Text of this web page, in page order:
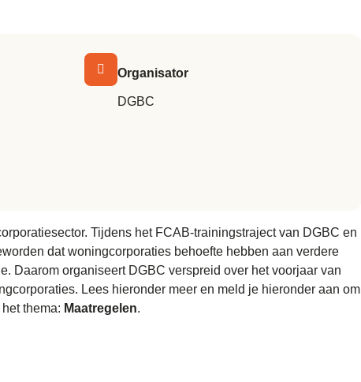
Organisator
DGBC
Tijdens het FCAB-trainingstraject van DGBC en
dat woningcorporaties behoefte hebben aan verdere
Daarom organiseert DGBC verspreid over het voorjaar van
Lees hieronder meer en meld je hieronder aan om
thema: Maatregelen.